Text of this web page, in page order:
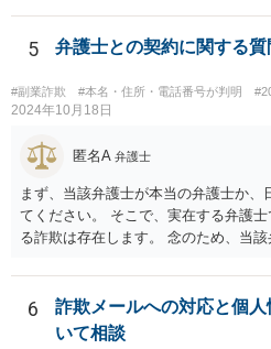
5 弁護士との契約に関する質
#副業詐欺 #本名・住所・電話番号が判明
2024年10月18日
匿名A 弁護士
まず、当該弁護士が本当の弁護士か、
てください。 そこで、実在する弁護
る詐欺は存在します。 念のため、当
6
詐欺メールへの対応と個
いて相談